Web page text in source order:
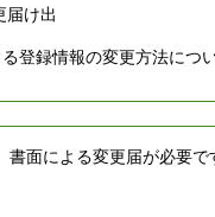
届け出
登録情報の変更方法につい
面による変更届が必要で